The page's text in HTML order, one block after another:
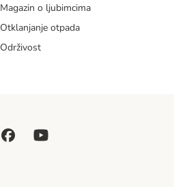
Magazin o ljubimcima
Otklanjanje otpada
Održivost